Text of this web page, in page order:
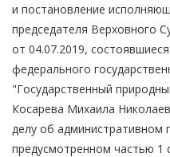
и постановление
председателя Верховного
от 04.07.2019,
федерального
"Государственный
Косарева Михаила
делу об административном
предусмотренном частью 1